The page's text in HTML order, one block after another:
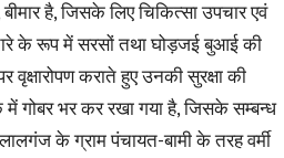
बीमार है, जिसके लिए चिकित्सा उपचार एवं
के रूप में सरसों तथा घोड़जई बुआई की
कराते हुए उनकी सुरक्षा की
में गोबर भर कर रखा गया है, जिसके सम्बन्ध
के ग्राम पंचायत-बामी के तरह वर्मी